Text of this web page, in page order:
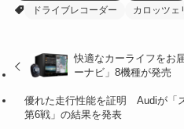
(47)
(16)
(1)
ドライブレコーダー
カロッツェ
快適なカーライフをお
ーナビ」8機種が発売
優れた走行性能を証明 Audiが「
第6戦」の結果を発表